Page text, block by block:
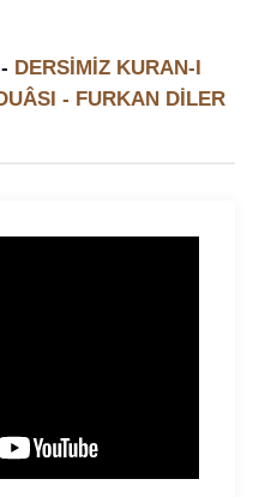
DERSİMİZ KURAN-I
- FURKAN DİLER